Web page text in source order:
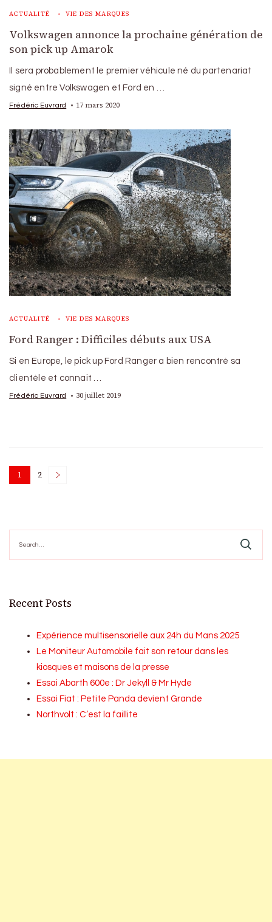
ACTUALITÉ VIE DES MARQUES
Volkswagen annonce la prochaine génération de
son pick up Amarok
Il sera probablement le premier véhicule né du partenariat
signé entre Volkswagen et Ford en …
Frédéric Euvrard 17 mars 2020
ACTUALITÉ VIE DES MARQUES
Ford Ranger : Difficiles débuts aux USA
Si en Europe, le pick up Ford Ranger a bien rencontré sa
clientèle et connait …
Frédéric Euvrard 30 juillet 2019
Posts
Page
1 Page
2
for:
Recent Posts
Expérience multisensorielle aux 24h du Mans 2025
Le Moniteur Automobile fait son retour dans les
kiosques et maisons de la presse
Essai Abarth 600e : Dr Jekyll & Mr Hyde
Essai Fiat : Petite Panda devient Grande
Northvolt : C’est la faillite